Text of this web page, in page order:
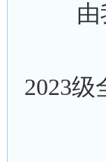
2023